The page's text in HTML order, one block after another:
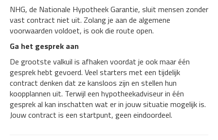
NHG, de Nationale Hypotheek Garantie, sluit mensen zonder
vast contract niet uit. Zolang je aan de algemene
voorwaarden voldoet, is ook die route open.
Ga het gesprek aan
De grootste valkuil is afhaken voordat je ook maar één
gesprek hebt gevoerd. Veel starters met een tijdelijk
contract denken dat ze kansloos zijn en stellen hun
koopplannen uit. Terwijl een hypotheekadviseur in één
gesprek al kan inschatten wat er in jouw situatie mogelijk is.
Jouw contract is een startpunt, geen eindoordeel.